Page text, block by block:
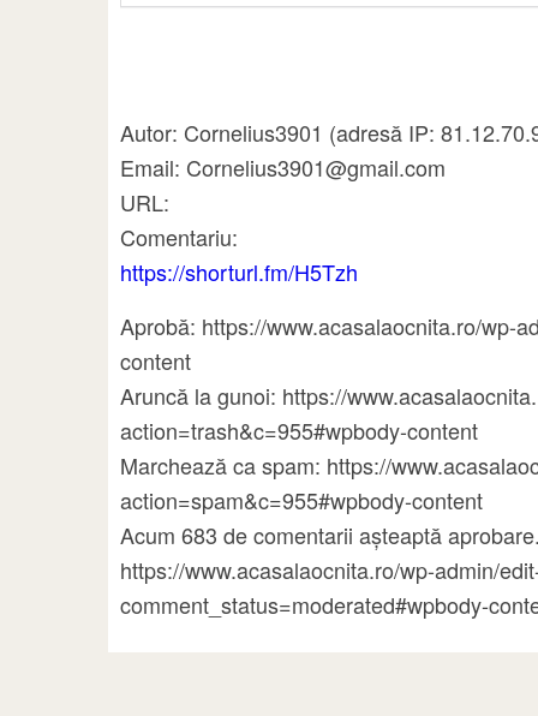
Autor: Cornelius3901 (adresă IP:
Email: Cornelius3901@gmail.com
URL:
Comentariu:
https://shorturl.fm/H5Tzh
Aprobă: https://www.acasalaocnita.ro/wp-
content
Aruncă la gunoi: https://
action=trash&c=955#wpbody-content
Marchează ca spam: https://
action=spam&c=955#wpbody-content
Acum 683 de comentarii așteaptă
https://www.acasalaocnita.ro/wp-admin/
comment_status=moderated#wpbody-